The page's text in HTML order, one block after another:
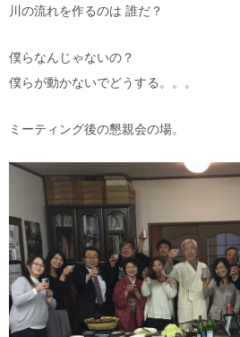
川の流れを作るのは 誰だ？
僕らなんじゃないの？
僕らが動かないでどうする。。。
ミーティング後の懇親会の場。